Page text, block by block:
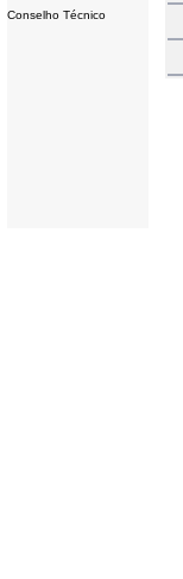
Conselho Técnico